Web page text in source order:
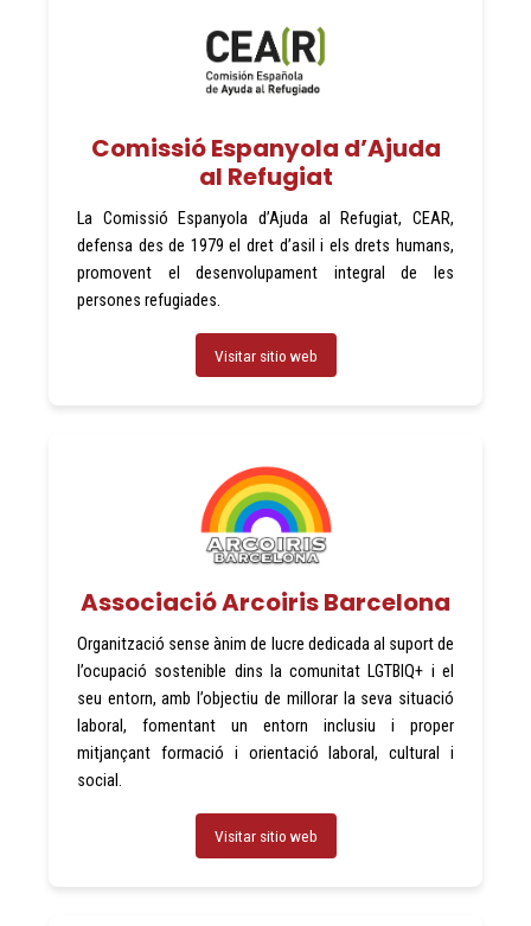
Comissió Espanyola d’Ajuda
al Refugiat
La Comissió Espanyola d’Ajuda al Refugiat, CEAR,
defensa des de 1979 el dret d’asil i els drets humans,
promovent el desenvolupament integral de les
persones refugiades.
Visitar sitio web
Associació Arcoiris Barcelona
Organització sense ànim de lucre dedicada al suport de
l’ocupació sostenible dins la comunitat LGTBIQ+ i el
seu entorn, amb l’objectiu de millorar la seva situació
laboral, fomentant un entorn inclusiu i proper
mitjançant formació i orientació laboral, cultural i
social.
Visitar sitio web